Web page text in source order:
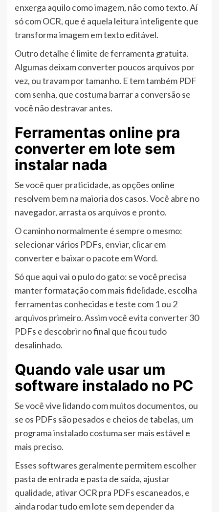
enxerga aquilo como imagem, não como texto. Aí
só com OCR, que é aquela leitura inteligente que
transforma imagem em texto editável.
Outro detalhe é limite de ferramenta gratuita.
Algumas deixam converter poucos arquivos por
vez, ou travam por tamanho. E tem também PDF
com senha, que costuma barrar a conversão se
você não destravar antes.
Ferramentas online pra
converter em lote sem
instalar nada
Se você quer praticidade, as opções online
resolvem bem na maioria dos casos. Você abre no
navegador, arrasta os arquivos e pronto.
O caminho normalmente é sempre o mesmo:
selecionar vários PDFs, enviar, clicar em
converter e baixar o pacote em Word.
Só que aqui vai o pulo do gato: se você precisa
manter formatação com mais fidelidade, escolha
ferramentas conhecidas e teste com 1 ou 2
arquivos primeiro. Assim você evita converter 30
PDFs e descobrir no final que ficou tudo
desalinhado.
Quando vale usar um
software instalado no PC
Se você vive lidando com muitos documentos, ou
se os PDFs são pesados e cheios de tabelas, um
programa instalado costuma ser mais estável e
mais preciso.
Esses softwares geralmente permitem escolher
pasta de entrada e pasta de saída, ajustar
qualidade, ativar OCR pra PDFs escaneados, e
ainda rodar tudo em lote sem depender da